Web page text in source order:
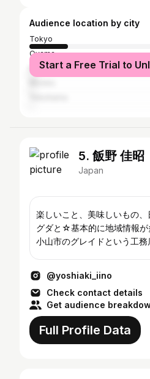
Audience location by city
Tokyo
Oyama
Kita-ku
Start a Free Trial to
5. 飯野 佳昭
Japan
楽しいこと、美味しいもの
グダと☆基本的に地域情報が
小山市のグレイドという工務
@yoshiaki_iino
Check contact details
Get audience
Full Profile Data